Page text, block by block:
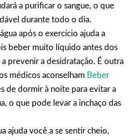
a purificar o sangue, o que
durante todo o dia.
após o exercício ajuda a
beber muito líquido antes dos
prevenir a desidratação. É outra
médicos aconselham Beber
de dormir à noite para evitar a
o que pode levar a inchaço das
ajuda você a se sentir cheio,